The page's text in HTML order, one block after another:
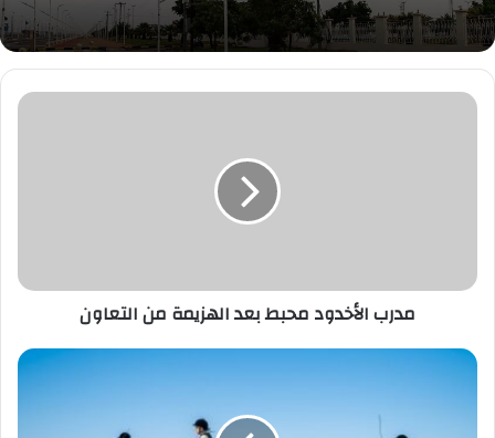
مدرب
مدرب الأخدود محبط بعد الهزيمة من التعاون
انطلاق
منافسات
الهجانات